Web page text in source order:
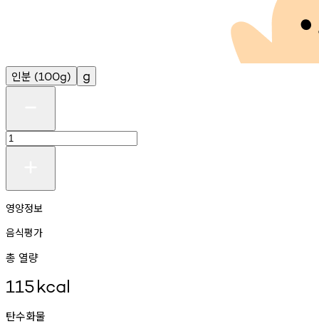
인분 (100g) g
영양정보
음식평가
총 열량
115kcal
탄수화물